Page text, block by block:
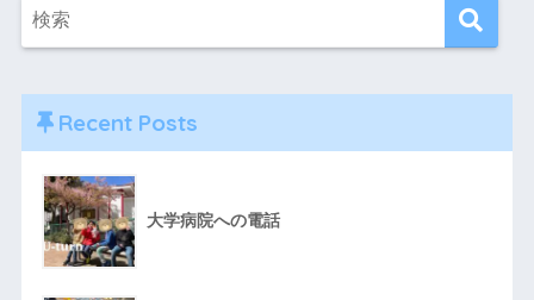
Recent Posts
大学病院への電話